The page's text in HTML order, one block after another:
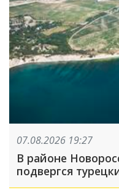
07.08.2026 19:27
В районе
подвергся